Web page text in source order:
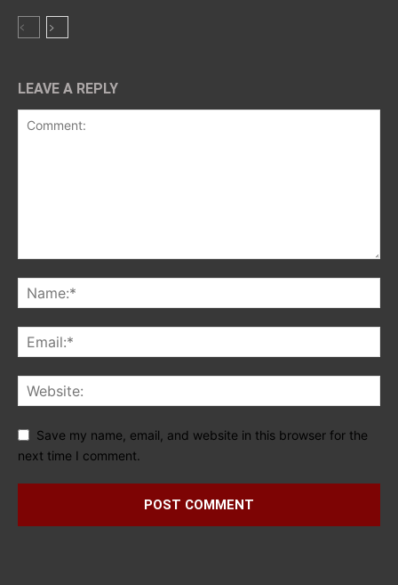
LEAVE A REPLY
Save my name, email, and website in this browser for the
next time I comment.